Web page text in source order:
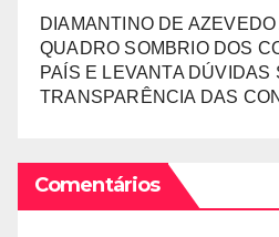
DIAMANTINO DE
QUADRO SOMBRIO DOS
PAÍS E LEVANTA DÚVIDAS
TRANSPARÊNCIA DAS
Comentários